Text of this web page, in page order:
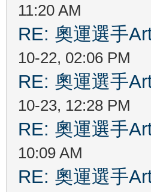
11:20 AM
RE: 奧運選手
10-22, 02:06 PM
RE: 奧運選手
10-23, 12:28 PM
RE: 奧運選手
10:09 AM
RE: 奧運選手